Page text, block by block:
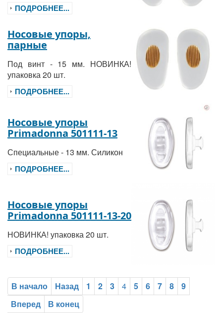
ПОДРОБНЕЕ...
Носовые упоры,
парные
Под винт - 15 мм. НОВИНКА!
упаковка 20 шт.
ПОДРОБНЕЕ...
Носовые упоры
Primadonna 501111-13
Специальные - 13 мм. Силикон
ПОДРОБНЕЕ...
Носовые упоры
Primadonna 501111-13-20
НОВИНКА! упаковка 20 шт.
ПОДРОБНЕЕ...
В начало Назад 1 2 3 4 5 6 7 8
9
Вперед
В конец